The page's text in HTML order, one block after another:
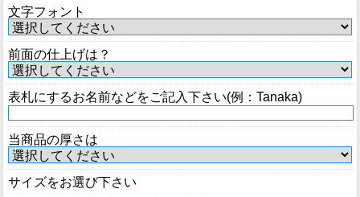
文字フォント
前面の仕上げは？
表札にするお名前などをご記入下さい(例：Tanaka)
当商品の厚さは
サイズをお選び下さい